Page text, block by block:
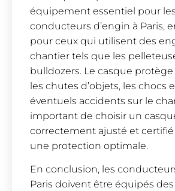
équipement essentiel pour les
conducteurs d’engin à Paris,
pour ceux qui utilisent des
chantier tels que les
bulldozers. Le casque
les chutes d’objets, les chocs
éventuels accidents sur le
important de choisir un
correctement ajusté et
une protection optimale.
En conclusion, les
Paris doivent être équipés